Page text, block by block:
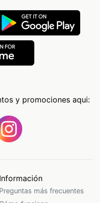
y promociones aqui:
Información
Preguntas más frecuentes